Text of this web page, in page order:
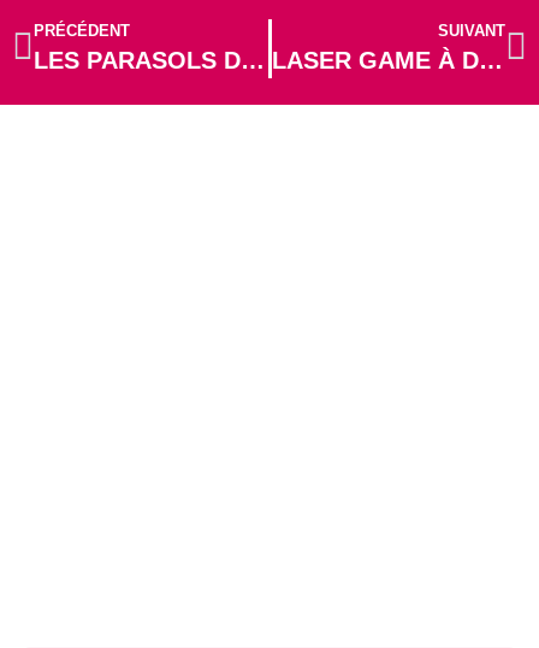
PRÉCÉDENT
LES PARASOLS DE CHERBOURG
SUIVANT
LASER GAME À DIGOSVILLE